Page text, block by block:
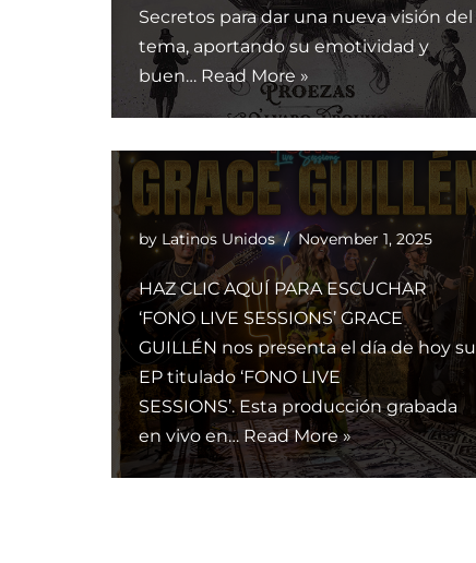
Secretos para dar una nueva visión del
tema, aportando su emotividad y
buen… Read More »
by Latinos Unidos November 1, 2025
HAZ CLIC AQUÍ PARA ESCUCHAR
‘FONO LIVE SESSIONS’ GRACE
GUILLÉN nos presenta el día de hoy su
EP titulado ‘FONO LIVE
SESSIONS’. Esta producción grabada
en vivo en… Read More »